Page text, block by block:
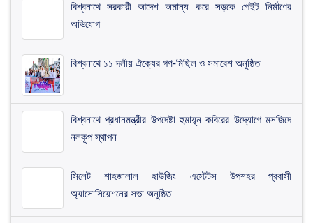
বিশ্বনাথে সরকারী আদেশ অমান্য করে সড়কে গেইট নির্মাণের
অভিযোগ
বিশ্বনাথে ১১ দলীয় ঐক্যের গণ-মিছিল ও সমাবেশ অনুষ্ঠিত
বিশ্বনাথে প্রধানমন্ত্রীর উপদেষ্টা হুমায়ূন কবিরের উদ্যোগে মসজিদে
নলকূপ স্থাপন
সিলেট শাহজালাল হাউজিং এস্টেটস উপশহর প্রবাসী
অ্যাসোসিয়েশনের সভা অনুষ্ঠিত